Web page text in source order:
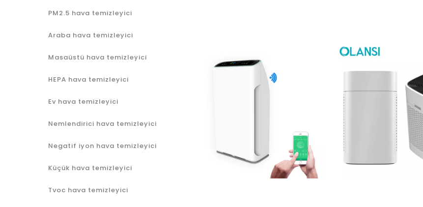
PM2.5 hava temizleyici
Araba hava temizleyici
Masaüstü hava temizleyici
HEPA hava temizleyici
Ev hava temizleyici
Nemlendirici hava temizleyici
Negatif iyon hava temizleyici
Küçük hava temizleyici
Tvoc hava temizleyici